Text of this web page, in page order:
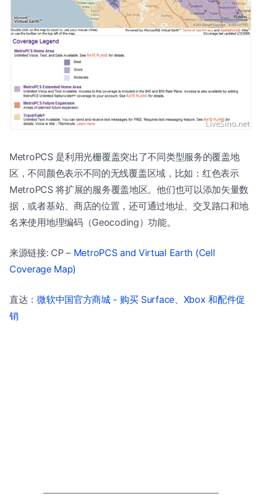
MetroPCS 是利用光栅覆盖突出了不同类型服务的覆盖地
区，不同颜色表示不同的无线覆盖区域，比如：红色表示
MetroPCS 将扩展的服务覆盖地区。他们也可以添加矢量数
据，或者基站、商店的位置，还可通过地址、交叉路口和地
名来使用地理编码（Geocoding）功能。
来源链接: CP – MetroPCS and Virtual Earth (Cell
Coverage Map)
直达：微软中国官方商城 - 购买 Surface、Xbox 和配件促
销